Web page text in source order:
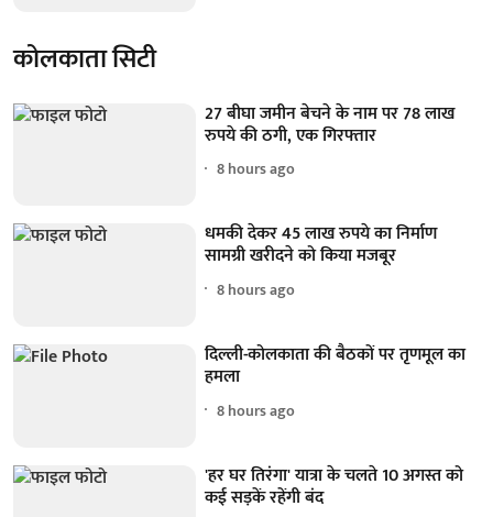
कोलकाता सिटी
27 बीघा जमीन बेचने के नाम पर 78 लाख
रुपये की ठगी, एक गिरफ्तार
8 hours ago
धमकी देकर 45 लाख रुपये का निर्माण
सामग्री खरीदने को किया मजबूर
8 hours ago
दिल्ली-कोलकाता की बैठकों पर तृणमूल का
हमला
8 hours ago
'हर घर तिरंगा' यात्रा के चलते 10 अगस्त को
कई सड़कें रहेंगी बंद